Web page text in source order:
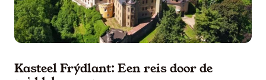
Kasteel Frýdlant: Een reis door de